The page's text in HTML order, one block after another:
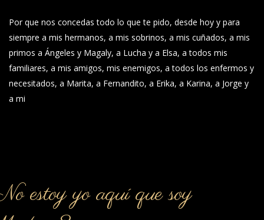
Por que nos concedas todo lo que te pido, desde hoy y para
siempre a mis hermanos, a mis sobrinos, a mis cuñados, a mis
primos a Ángeles y Magaly, a Lucha y a Elsa, a todos mis
familiares, a mis amigos, mis enemigos, a todos los enfermos y
necesitados, a Marita, a Fernandito, a Erika, a Karina, a Jorge y
a mi
estoy yo aquí que soy